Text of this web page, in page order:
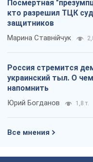
Посмертная
кто разрешил ТЦК
защитников
Марина Ставнійчук
Россия стремится
украинский тыл. О
напомнить
Юрий Богданов 1,8 т.
Все мнения